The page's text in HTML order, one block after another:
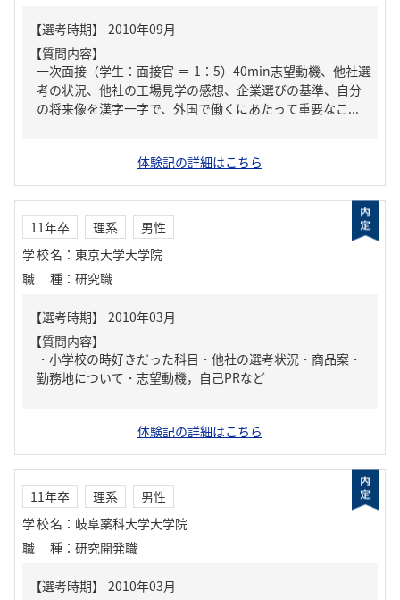
【質問内容】
一次面接（学生：面接官 ＝ 1：5）40min志望動機、他社選
考の状況、他社の工場見学の感想、企業選びの基準、自分
の将来像を漢字一字で、外国で働くにあたって重要なこ...
体験記の詳細はこちら
11年卒 理系
男性
学校名 ： 東京大学大学院
職種 ： 研究職
【質問内容】
・小学校の時好きだった科目・他社の選考状況・商品案・
勤務地について・志望動機，自己PRなど
体験記の詳細はこちら
11年卒 理系
男性
学校名 ： 岐阜薬科大学大学院
職種 ： 研究開発職